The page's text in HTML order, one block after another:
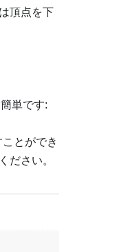
頂点を下
単です:
とができ
ださい。